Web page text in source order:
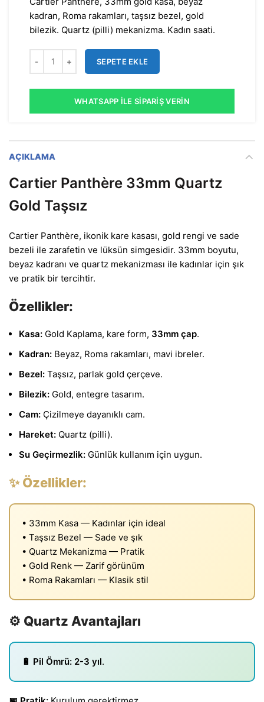
kadran, Roma rakamları, taşsız bezel, gold
bilezik. Quartz (pilli) mekanizma. Kadın saati.
SEPETE EKLE
WHATSAPP İLE SIPARIŞ VERIN
AÇIKLAMA
Cartier Panthère 33mm Quartz
Gold Taşsız
Cartier Panthère, ikonik kare kasası, gold rengi ve sade
bezeli ile zarafetin ve lüksün simgesidir. 33mm boyutu,
beyaz kadranı ve quartz mekanizması ile kadınlar için şık
ve pratik bir tercihtir.
Özellikler:
Kasa: Gold Kaplama, kare form, 33mm çap.
Kadran: Beyaz, Roma rakamları, mavi ibreler.
Bezel: Taşsız, parlak gold çerçeve.
Bilezik: Gold, entegre tasarım.
Cam: Çizilmeye dayanıklı cam.
Hareket: Quartz (pilli).
Su Geçirmezlik: Günlük kullanım için uygun.
✨ Özellikler:
• 33mm Kasa — Kadınlar için ideal
• Taşsız Bezel — Sade ve şık
• Quartz Mekanizma — Pratik
• Gold Renk — Zarif görünüm
• Roma Rakamları — Klasik stil
⚙️ Quartz Avantajları
🔋 Pil Ömrü: 2-3 yıl.